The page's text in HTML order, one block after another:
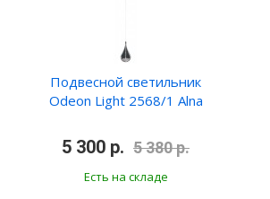
Подвесной светильник
Odeon Light 2568/1 Alna
5 300 р. 5 380 р.
Есть на складе